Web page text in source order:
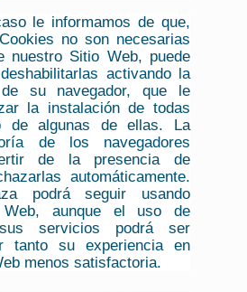
le informamos de que,
no son necesarias
nuestro Sitio Web, puede
activando la
de su navegador, que le
la instalación de todas
de algunas de ellas. La
de los navegadores
de la presencia de
automáticamente.
podrá seguir usando
Web, aunque el uso de
servicios podrá ser
tanto su experiencia en
menos satisfactoria.